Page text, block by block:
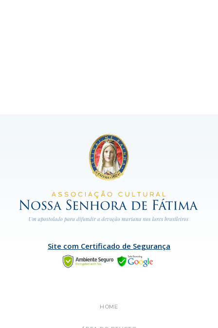
Site com Certificado de Segurança
HOME